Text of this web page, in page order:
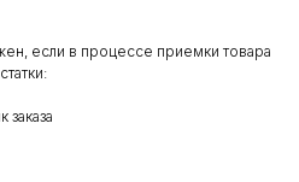
если в процессе приемки товара
заказа